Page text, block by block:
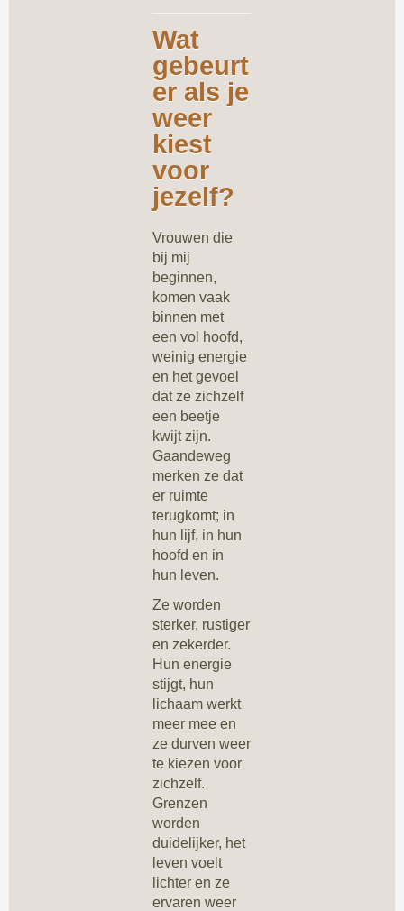
Wat
gebeurt
er als je
weer
kiest
voor
jezelf?
Vrouwen die
bij mij
beginnen,
komen vaak
binnen met
een vol hoofd,
weinig energie
en het gevoel
dat ze zichzelf
een beetje
kwijt zijn.
Gaandeweg
merken ze dat
er ruimte
terugkomt; in
hun lijf, in hun
hoofd en in
hun leven.
Ze worden
sterker, rustiger
en zekerder.
Hun energie
stijgt, hun
lichaam werkt
meer mee en
ze durven weer
te kiezen voor
zichzelf.
Grenzen
worden
duidelijker, het
leven voelt
lichter en ze
ervaren weer